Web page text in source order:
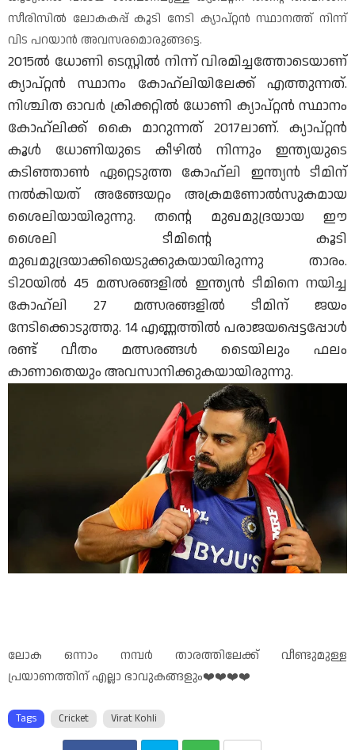
സീരിസിൽ ലോകകപ്പ് കൂടി നേടി ക്യാപ്റ്റൻ സ്ഥാനത്ത് നിന്ന്
വിട പറയാൻ അവസരമൊരുങ്ങട്ടെ.
2015ല്‍ ധോണി ടെസ്റ്റില്‍ നിന്ന് വിരമിച്ചത്തോടെയാണ്
ക്യാപ്റ്റന്‍ സ്ഥാനം കോഹ്ലിയിലേക്ക് എത്തുന്നത്.
നിശ്ചിത ഓവര്‍ ക്രിക്കറ്റില്‍ ധോണി ക്യാപ്റ്റന്‍ സ്ഥാനം
കോഹ്ലിക്ക് കൈ മാറുന്നത് 2017ലാണ്. ക്യാപ്റ്റൻ
കൂൾ ധോണിയുടെ കീഴിൽ നിന്നും ഇന്ത്യയുടെ
കടിഞ്ഞാൺ ഏറ്റെടുത്ത കോഹ്ലി ഇന്ത്യൻ ടീമിന്
നൽകിയത് അങ്ങേയറ്റം അക്രമണോൽസുകമായ
ശൈലിയായിരുന്നു. തന്റെ മുഖമുദ്രയായ ഈ
ശൈലി ടീമിന്റെ കൂടി
മുഖമുദ്രയാക്കിയെടുക്കുകയായിരുന്നു താരം.
ടി20യിൽ 45 മത്സരങ്ങളിൽ ഇന്ത്യൻ ടീമിനെ നയിച്ച
കോഹ്ലി 27 മത്സരങ്ങളിൽ ടീമിന് ജയം
നേടിക്കൊടുത്തു. 14 എണ്ണത്തിൽ പരാജയപ്പെട്ടപ്പോൾ
രണ്ട് വീതം മത്സരങ്ങൾ ടൈയിലും ഫലം
കാണാതെയും അവസാനിക്കുകയായിരുന്നു.
ലോക ഒന്നാം നമ്പർ താരത്തിലേക്ക് വീണ്ടുമുള്ള
പ്രയാണത്തിന് എല്ലാ ഭാവുകങ്ങളും❤️❤️❤️❤️
Tags Cricket Virat Kohli